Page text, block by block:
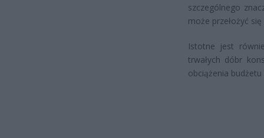
szczególnego
może przełożyć
Istotne jest
trwałych dóbr
obciążenia